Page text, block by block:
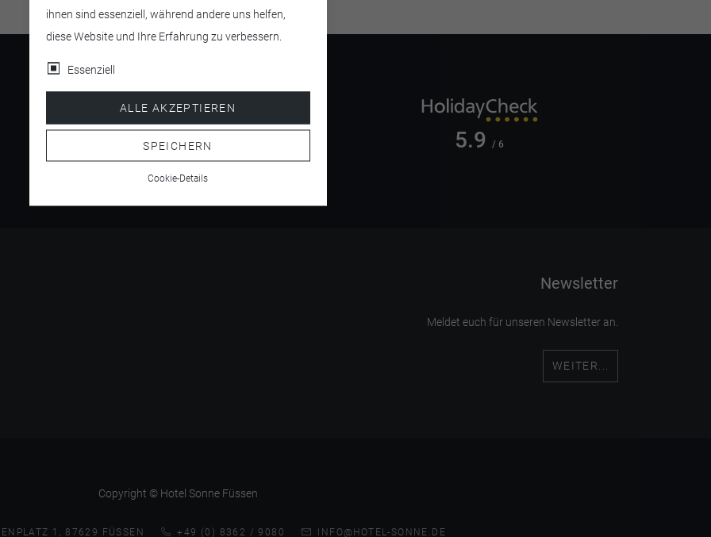
4.5/ 5 5.9 / 6
Newsletter
Meldet euch für unseren Newsletter an.
WEITER...
Copyright © Hotel Sonne Füssen
1, 87629 FÜSSEN +49 (0) 8362 / 9080 INFO@HOTEL-SONNE.DE
ihnen sind essenziell, während andere uns helfen,
diese Website und Ihre Erfahrung zu verbessern.
Essenziell
ALLE AKZEPTIEREN
SPEICHERN
Cookie-Details